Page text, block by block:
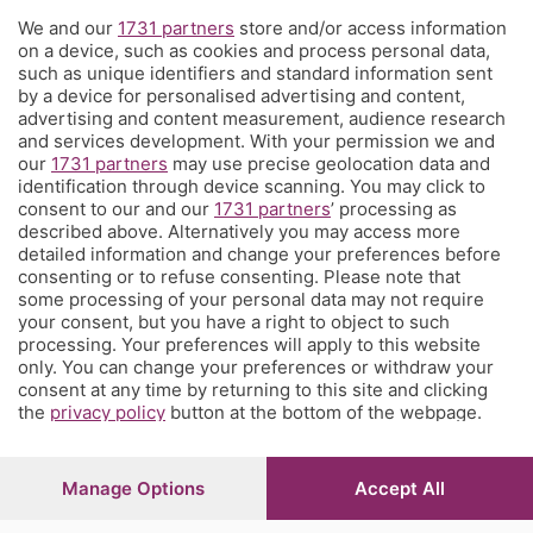
Territorio
Servizi
Chi Siamo
Community
Network
© COPYRIGHT 2026 - S.E.S.A.A.B. S.p.a. con sede in Viale
Papa Giovanni XXIII, 118 24121 Bergamo - E' vietata la
riproduzione anche parziale
Iscritta al Registro Imprese di Bergamo al n.243762 |
We and our 1731 partners store and/or access information
on a device, such as cookies and process personal data,
such as unique identifiers and standard information sent
by a device for personalised advertising and content,
advertising and content measurement, audience research
and services development. With your permission we and
our 1731 partners may use precise geolocation data and
identification through device scanning. You may click to
consent to our and our 1731 partners’ processing as
described above. Alternatively you may access more
detailed information and change your preferences before
consenting or to refuse consenting. Please note that
some processing of your personal data may not require
your consent, but you have a right to object to such
processing. Your preferences will apply to this website
only. You can change your preferences or withdraw your
consent at any time by returning to this site and clicking
the privacy policy button at the bottom of the webpage.
Manage Options Accept All